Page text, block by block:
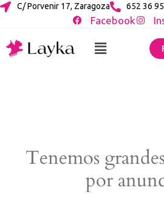
C/ Porvenir 17, Zaragoza 652 36
Facebook
Tenemos
por